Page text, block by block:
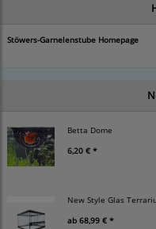
Stöwers-Garnelenstube Homepage
Betta Dome
6,20 € *
New Style Glas
ab 68,99 € *